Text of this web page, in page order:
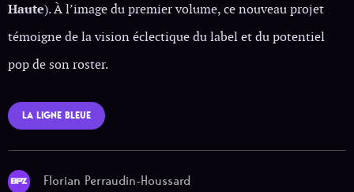
Haute). À l’image du premier volume, ce nouveau projet
témoigne de la vision éclectique du label et du potentiel
pop de son roster.
LA LIGNE BLEUE
Florian Perraudin-Houssard